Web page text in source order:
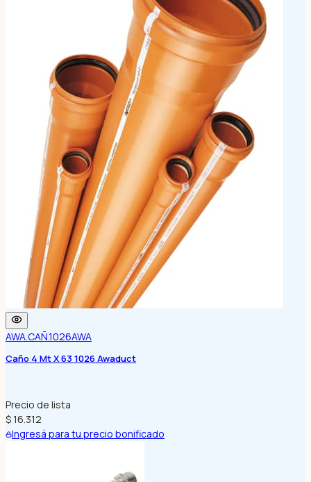
AWA.CAÑ.1026AWA
Caño 4 Mt X 63 1026 Awaduct
Precio de lista
$ 16.312
Ingresá para tu precio bonificado